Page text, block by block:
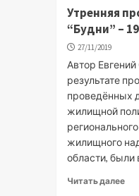
Утренняя
“Будни” –
27/11/2019
Автор
результате
проведённых
жилищной
жилищного
области, были
Читать далее